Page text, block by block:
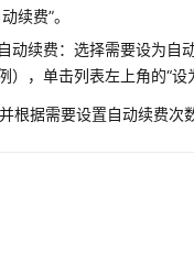
续费”。
动续费：选择需要设为自
），单击列表左上角的“设
根据需要设置自动续费次数